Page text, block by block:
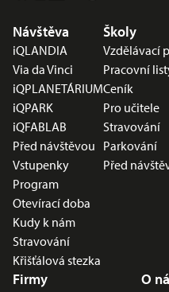
Nabídka v zápatí
Návštěva
iQLANDIA
Via da Vinci
iQPLANETÁRIUM
iQPARK
iQFABLAB
Před návštěvou
Vstupenky
Program
Otevírací doba
Kudy k nám
Stravování
Křišťálová stezka
Školy
Vzdělávací
Pracovní
Ceník
Pro učitele
Stravování
Parkování
Před
Firmy O